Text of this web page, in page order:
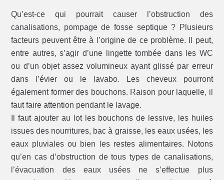
Qu’est-ce qui pourrait causer l’obstruction des
canalisations, pompage de fosse septique ? Plusieurs
facteurs peuvent être à l’origine de ce problème. Il peut,
entre autres, s’agir d’une lingette tombée dans les WC
ou d’un objet assez volumineux ayant glissé par erreur
dans l’évier ou le lavabo. Les cheveux pourront
également former des bouchons. Raison pour laquelle, il
faut faire attention pendant le lavage.
Il faut ajouter au lot les bouchons de lessive, les huiles
issues des nourritures, bac à graisse, les eaux usées, les
eaux pluviales ou bien les restes alimentaires. Notons
qu’en cas d’obstruction de tous types de canalisations,
l’évacuation des eaux usées ne s’effectue plus